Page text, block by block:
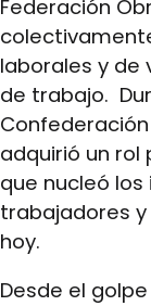
Federación
laborales y de
de trabajo.
adquirió un
que nucleó
trabajadores
hoy.
Desde el